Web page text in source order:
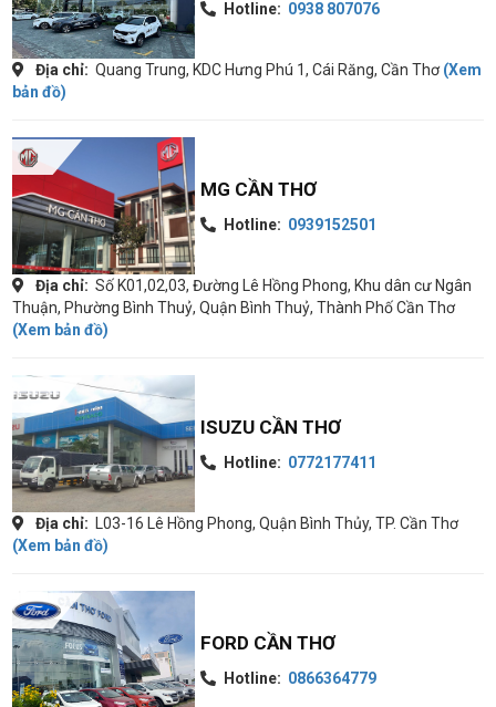
Hotline: 0938 807076
Địa chỉ: Quang Trung, KDC Hưng Phú 1, Cái Răng, Cần Thơ(Xem
bản đồ)
MG CẦN THƠ
Hotline: 0939152501
Địa chỉ: Số K01,02,03, Đường Lê Hồng Phong, Khu dân cư Ngân
Thuận, Phường Bình Thuỷ, Quận Bình Thuỷ, Thành Phố Cần Thơ
(Xem bản đồ)
ISUZU CẦN THƠ
Hotline: 0772177411
Địa chỉ: L03-16 Lê Hồng Phong, Quận Bình Thủy, TP. Cần Thơ
(Xem bản đồ)
FORD CẦN THƠ
Hotline: 0866364779